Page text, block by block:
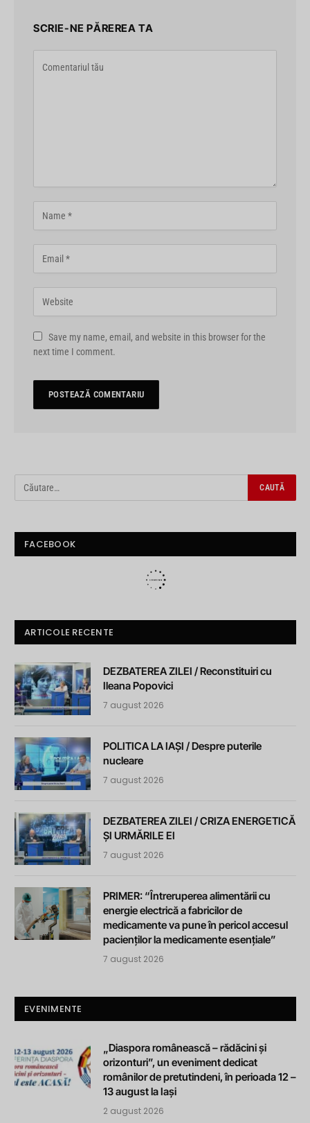
SCRIE-NE PĂREREA TA
Save my name, email, and website in this browser for the
next time I comment.
FACEBOOK
ARTICOLE RECENTE
DEZBATEREA ZILEI / Reconstituiri cu
Ileana Popovici
7 august 2026
POLITICA LA IAȘI / Despre puterile
nucleare
7 august 2026
DEZBATEREA ZILEI / CRIZA ENERGETICĂ
ȘI URMĂRILE EI
7 august 2026
PRIMER: “Întreruperea alimentării cu
energie electrică a fabricilor de
medicamente va pune în pericol accesul
pacienților la medicamente esențiale”
7 august 2026
EVENIMENTE
„Diaspora românească – rădăcini și
orizonturi”, un eveniment dedicat
românilor de pretutindeni, în perioada 12 –
13 august la Iași
2 august 2026